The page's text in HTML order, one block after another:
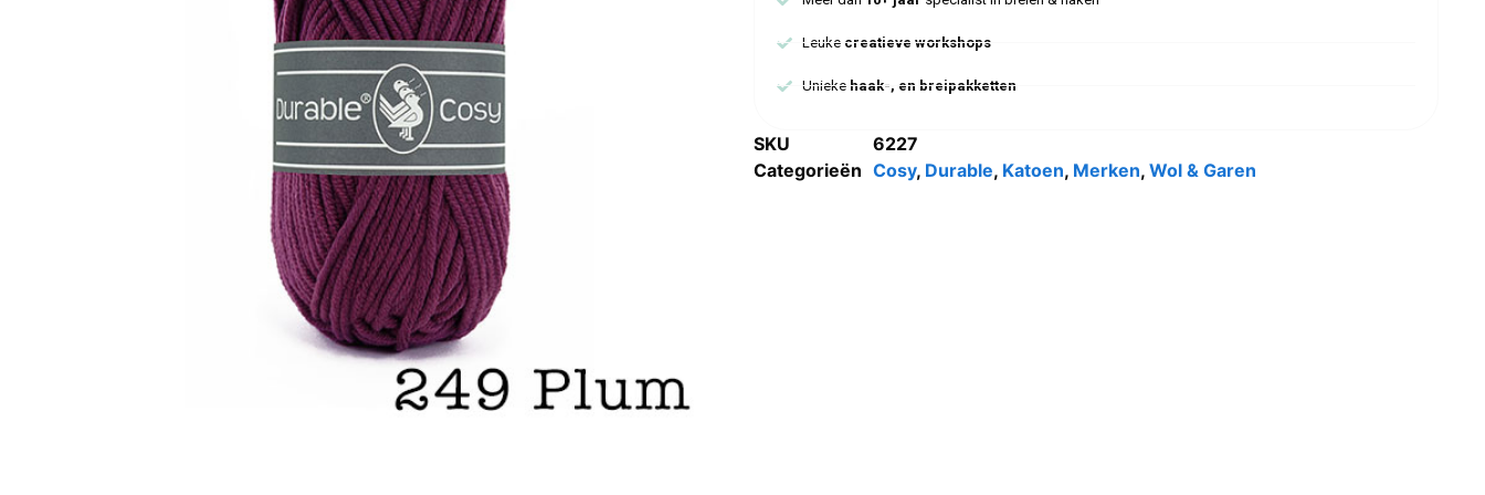
Leuke creatieve workshops
Uniekehaak-, en breipakketten
SKU
6227
Categorieën Cosy, Durable, Katoen, Merken, Wol & Garen